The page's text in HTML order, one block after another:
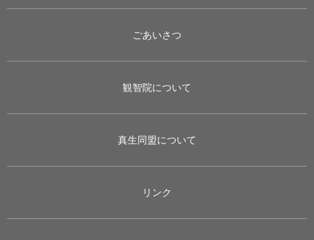
ごあいさつ
観智院について
真生同盟について
リンク